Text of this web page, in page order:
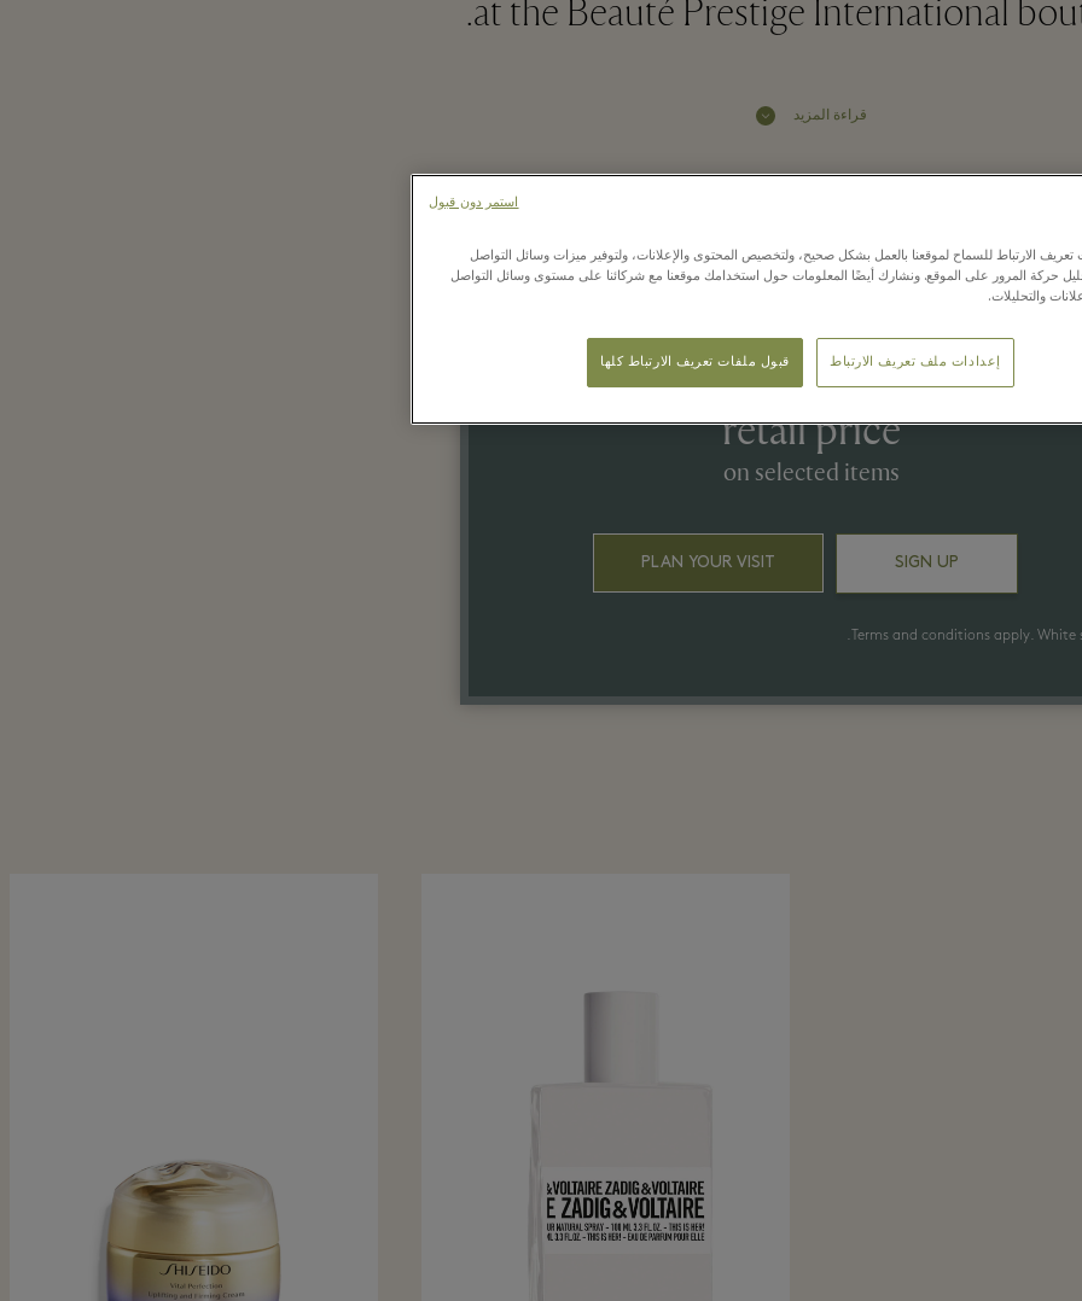
at the Beauté Prestige International
قراءة المزيد
Up to 50% off* on the
retail price
on selected items
SIGN UP
PLAN YOUR VISIT
الارتباط للسماح لموقعنا بالعمل بشكل صحيح، ولتخصيص المحتوى والإعلانات، ولتوفير ميزات وسائل التواصل
حركة المرور على الموقع. ونشارك أيضًا المعلومات حول استخدامك موقعنا مع شركائنا على مستوى وسائل التواصل
والتحليلات.
إعدادات ملف تعريف الارتباط قبول ملفات تعريف الارتباط كلها
استمر دون قبول